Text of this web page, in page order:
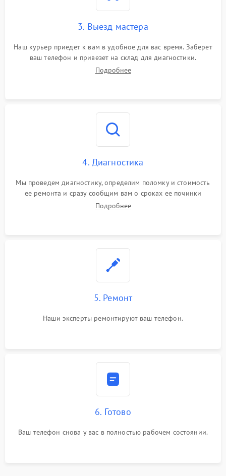
3. Выезд мастера
Наш курьер приедет к вам в удобное для вас время. Заберет
ваш телефон и привезет на склад для диагностики.
Подробнее
4. Диагностика
Мы проведем диагностику, определим поломку и стоимость
ее ремонта и сразу сообщим вам о сроках ее починки
Подробнее
5. Ремонт
Наши эксперты ремонтируют ваш телефон.
6. Готово
Ваш телефон снова у вас в полностью рабочем состоянии.